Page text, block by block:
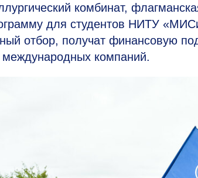
комбинат,
для студентов НИТУ
отбор, получат финансовую
компаний.